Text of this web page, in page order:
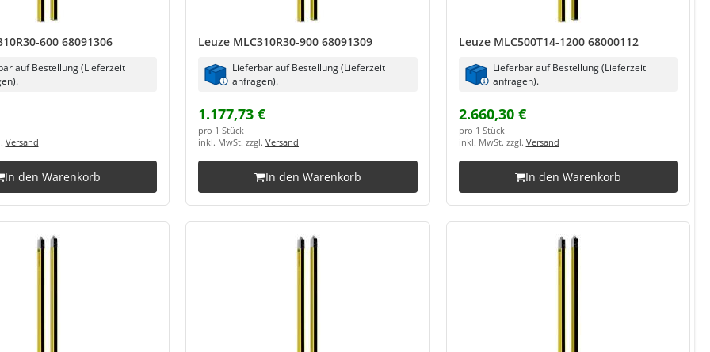
600 68091306
auf Bestellung (Lieferzeit
Versand
In den Warenkorb
Leuze MLC310R30-900 68091309
Lieferbar auf Bestellung (Lieferzeit
anfragen).
1.177,73 €
pro 1 Stück
inkl. MwSt. zzgl. Versand
In den Warenkorb
Leuze MLC500T14-1200 68000112
Lieferbar auf Bestellung (Lieferzeit
anfragen).
2.660,30 €
pro 1 Stück
inkl. MwSt. zzgl. Versand
In den Warenkorb